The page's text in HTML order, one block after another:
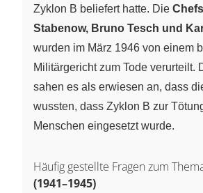
Zyklon B beliefert hatte. Die
Stabenow, Bruno Tesch und
wurden im März 1946 von einem
Militärgericht zum Tode verurteilt.
sahen es als erwiesen an, dass
wussten, dass Zyklon B zur
Menschen eingesetzt wurde.
Häufig gestellte Fragen zum
(1941–1945)